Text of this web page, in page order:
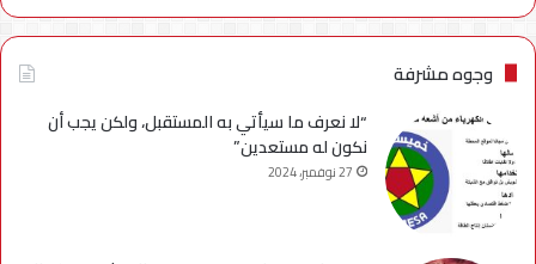
وجوه مشرفة
“لا نعرف ما سيأتي به المستقبل، ولكن يجب أن
نكون له مستعدين”
27 نوفمبر، 2024